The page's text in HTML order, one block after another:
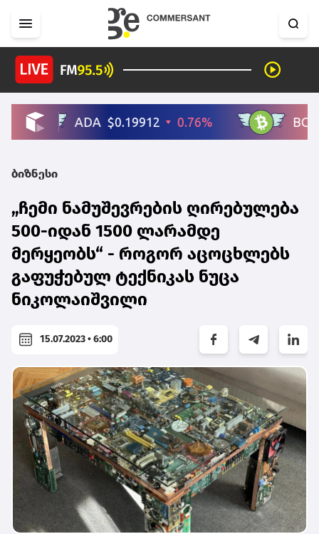
ბიზნესი
„ჩემი ნამუშევრების ღირებულება
500-იდან 1500 ლარამდე
მერყეობს“ - როგორ აცოცხლებს
გაფუჭებულ ტექნიკას ნუცა
ნიკოლაიშვილი
15.07.2023 • 6:00